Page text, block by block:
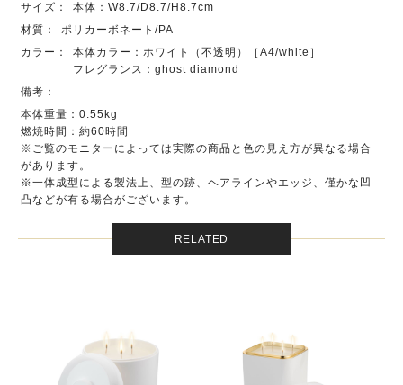
サイズ：
本体：W8.7/D8.7/H8.7cm
材質：
ポリカーボネート/PA
カラー：
本体カラー：ホワイト（不透明）［A4/white］
フレグランス：ghost diamond
備考：
本体重量：0.55kg
燃焼時間：約60時間
※ご覧のモニターによっては実際の商品と色の見え方が異なる場合
があります。
※一体成型による製法上、型の跡、ヘアラインやエッジ、僅かな凹
凸などが有る場合がございます。
RELATED